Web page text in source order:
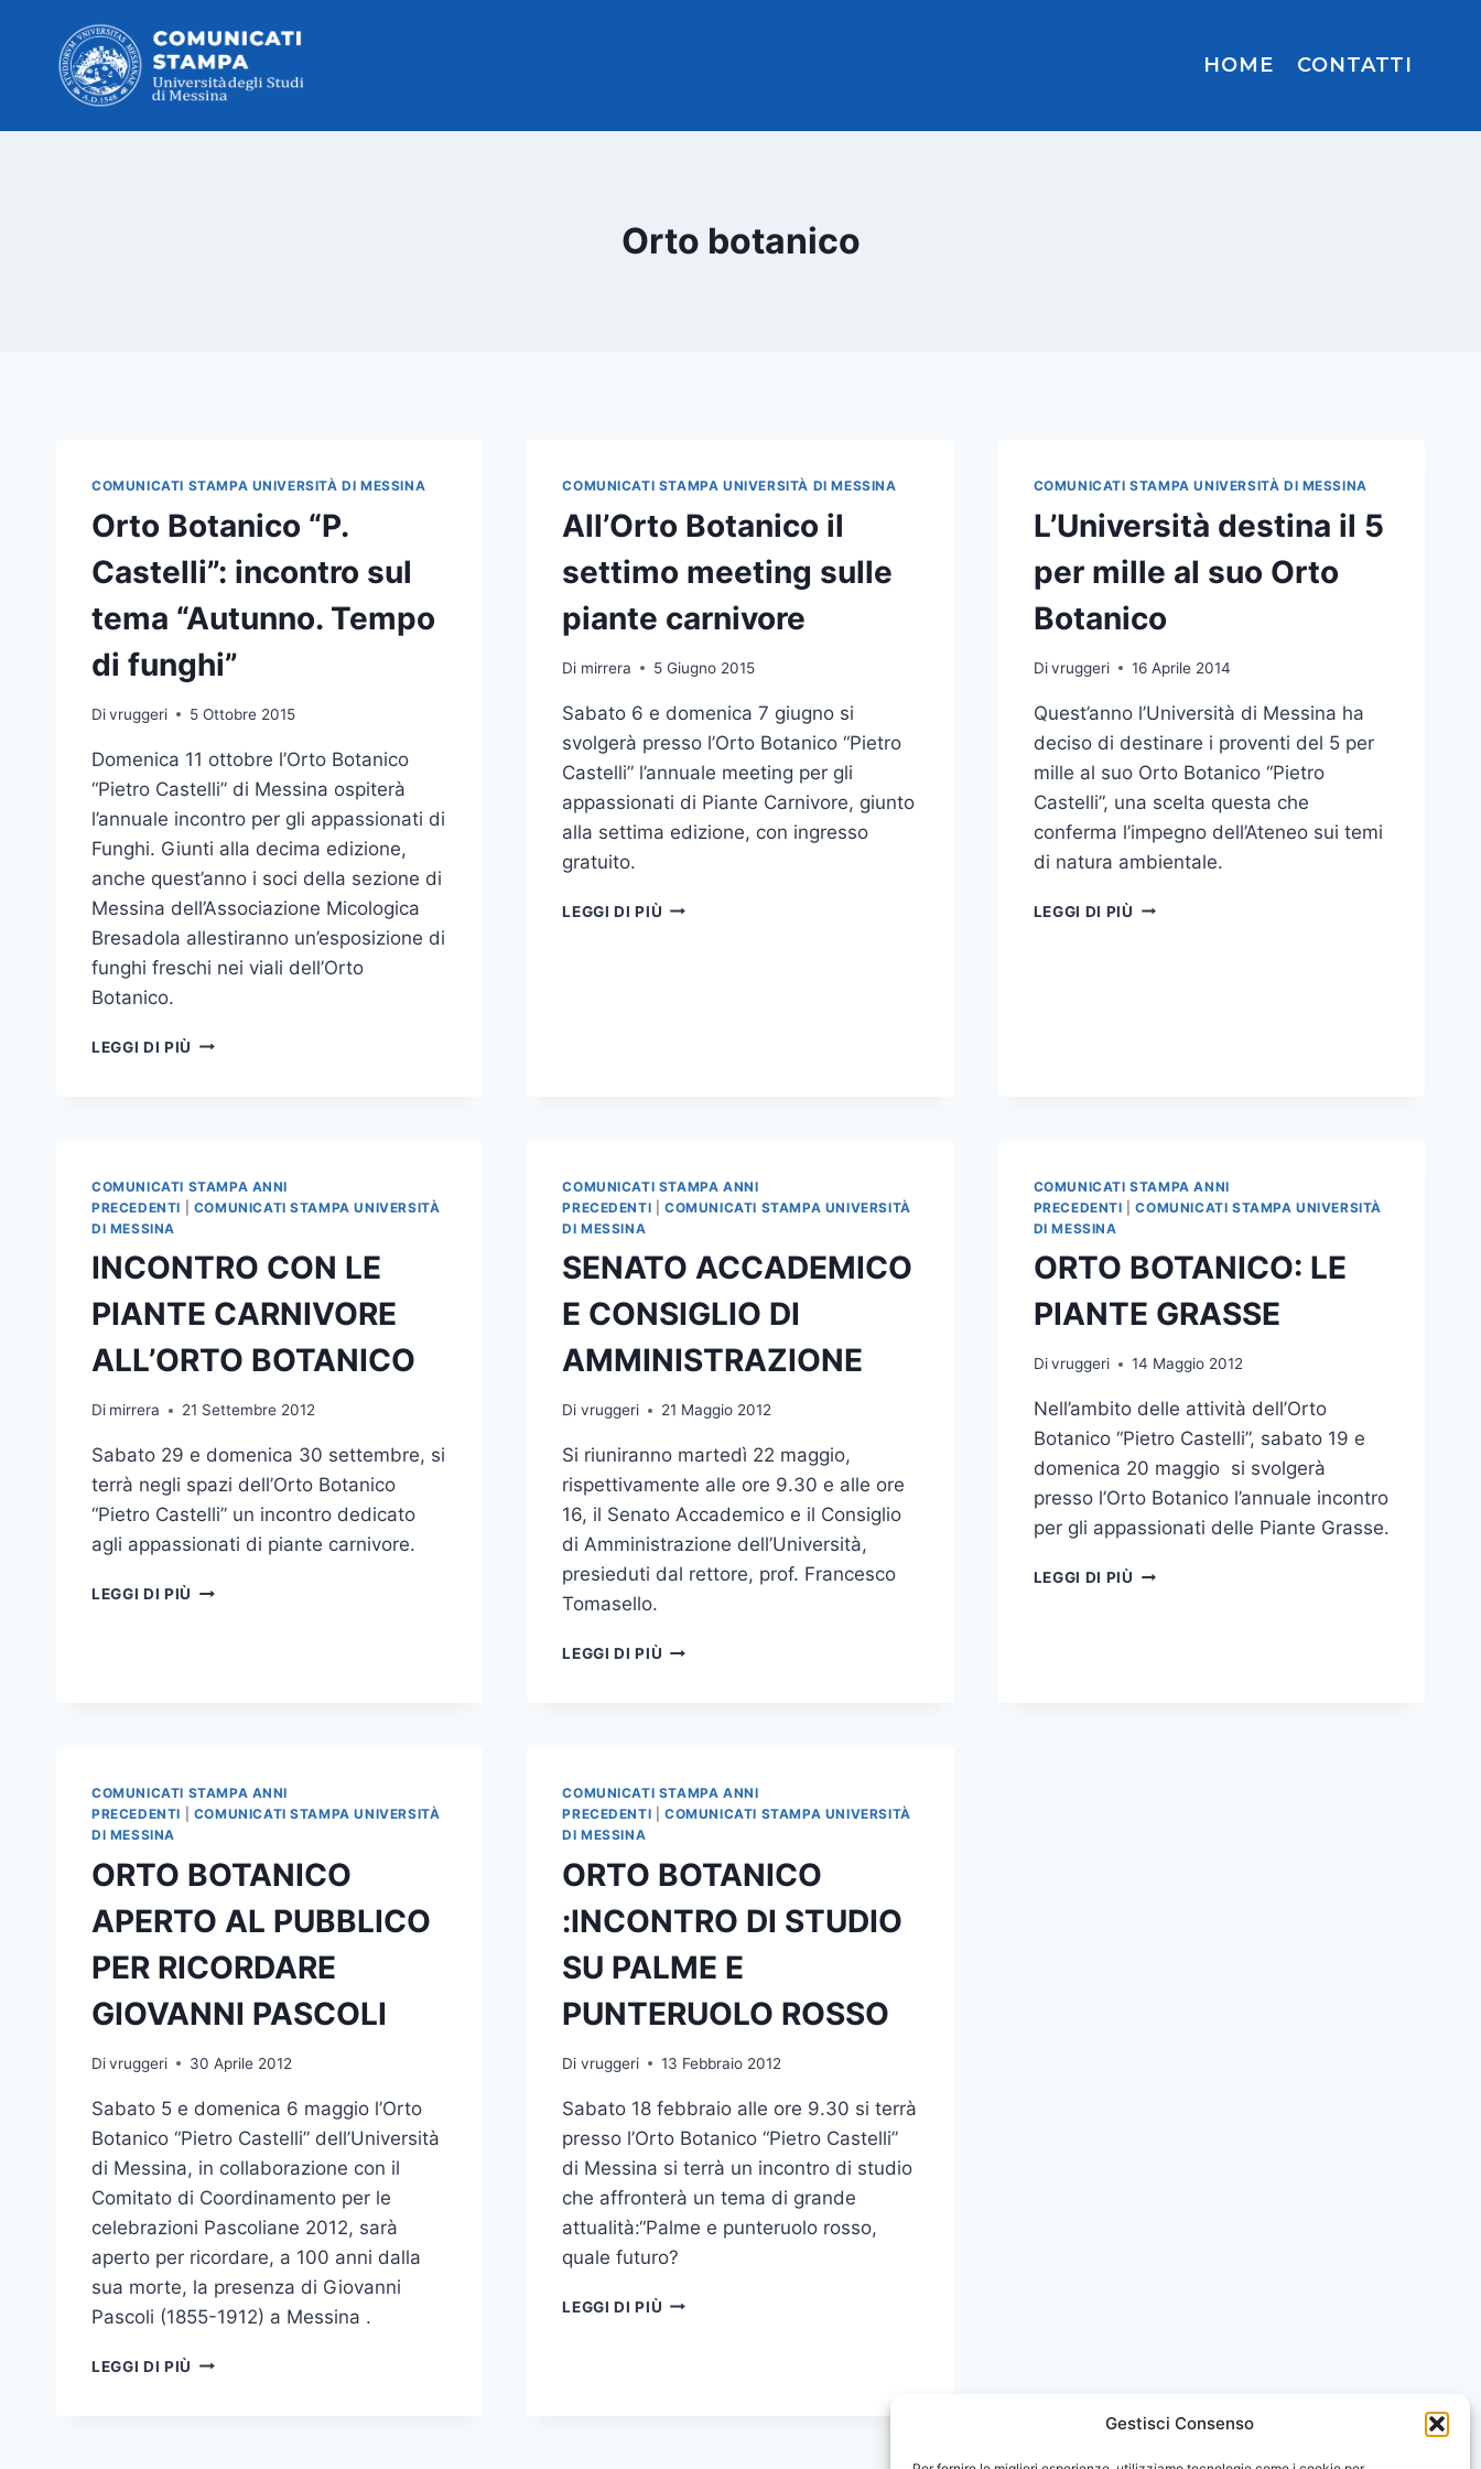
Gestisci Consenso
contenuto
HOME CONTATTI
Orto botanico
COMUNICATI STAMPA UNIVERSITÀ DI MESSINA
Orto Botanico “P.
Castelli”: incontro sul
tema “Autunno. Tempo
di funghi”
Divruggeri 5 Ottobre 2015
Domenica 11 ottobre l’Orto Botanico
“Pietro Castelli” di Messina ospiterà
l’annuale incontro per gli appassionati di
Funghi. Giunti alla decima edizione,
anche quest’anno i soci della sezione di
Messina dell’Associazione Micologica
Bresadola allestiranno un’esposizione di
funghi freschi nei viali dell’Orto
Botanico.
LEGGI DI PIÙ ORTO
TEMA
“AUTUNNO.
FUNGHI”
COMUNICATI STAMPA UNIVERSITÀ DI MESSINA
All’Orto Botanico il
settimo meeting sulle
piante carnivore
Di mirrera 5 Giugno 2015
Sabato 6 e domenica 7 giugno si
svolgerà presso l’Orto Botanico “Pietro
Castelli” l’annuale meeting per gli
appassionati di Piante Carnivore, giunto
alla settima edizione, con ingresso
gratuito.
LEGGI DI PIÙ ALL’ORTO
COMUNICATI STAMPA UNIVERSITÀ DI MESSINA
L’Università destina il 5
per mille al suo Orto
Botanico
Di vruggeri 16 Aprile 2014
Quest’anno l’Università di Messina ha
deciso di destinare i proventi del 5 per
mille al suo Orto Botanico “Pietro
Castelli”, una scelta questa che
conferma l’impegno dell’Ateneo sui temi
di natura ambientale.
LEGGI DI PIÙ L’UNIVERSITÀ
COMUNICATI STAMPA ANNI
PRECEDENTI
COMUNICATI STAMPA UNIVERSITÀ
DI MESSINA
INCONTRO CON LE
PIANTE CARNIVORE
ALL’ORTO BOTANICO
Di mirrera 21 Settembre 2012
Sabato 29 e domenica 30 settembre, si
terrà negli spazi dell’Orto Botanico
“Pietro Castelli” un incontro dedicato
agli appassionati di piante carnivore.
LEGGI DI PIÙ INCONTRO
COMUNICATI STAMPA ANNI
PRECEDENTI |COMUNICATI STAMPA UNIVERSITÀ
DI MESSINA
SENATO ACCADEMICO
E CONSIGLIO DI
AMMINISTRAZIONE
Di vruggeri 21 Maggio 2012
Si riuniranno martedì 22 maggio,
rispettivamente alle ore 9.30 e alle ore
16, il Senato Accademico e il Consiglio
di Amministrazione dell’Università,
presieduti dal rettore, prof. Francesco
Tomasello.
LEGGI DI PIÙ SENATO
COMUNICATI STAMPA ANNI
PRECEDENTI |COMUNICATI STAMPA UNIVERSITÀ
DI MESSINA
ORTO BOTANICO: LE
PIANTE GRASSE
Di vruggeri 14 Maggio 2012
Nell’ambito delle attività dell’Orto
Botanico “Pietro Castelli”, sabato 19 e
domenica 20 maggio si svolgerà
presso l’Orto Botanico l’annuale incontro
per gli appassionati delle Piante Grasse.
LEGGI DI PIÙ ORTO
COMUNICATI STAMPA ANNI
PRECEDENTI
COMUNICATI STAMPA UNIVERSITÀ
DI MESSINA
ORTO BOTANICO
APERTO AL PUBBLICO
PER RICORDARE
GIOVANNI PASCOLI
Divruggeri 30 Aprile 2012
Sabato 5 e domenica 6 maggio l’Orto
Botanico “Pietro Castelli” dell’Università
di Messina, in collaborazione con il
Comitato di Coordinamento per le
celebrazioni Pascoliane 2012, sarà
aperto per ricordare, a 100 anni dalla
sua morte, la presenza di Giovanni
Pascoli (1855-1912) a Messina .
LEGGI DI PIÙ ORTO
COMUNICATI STAMPA ANNI
PRECEDENTI |COMUNICATI STAMPA UNIVERSITÀ
DI MESSINA
ORTO BOTANICO
:INCONTRO DI STUDIO
SU PALME E
PUNTERUOLO ROSSO
Di vruggeri 13 Febbraio 2012
Sabato 18 febbraio alle ore 9.30 si terrà
presso l’Orto Botanico “Pietro Castelli”
di Messina si terrà un incontro di studio
che affronterà un tema di grande
attualità:“Palme e punteruolo rosso,
quale futuro?
LEGGI DI PIÙ ORTO